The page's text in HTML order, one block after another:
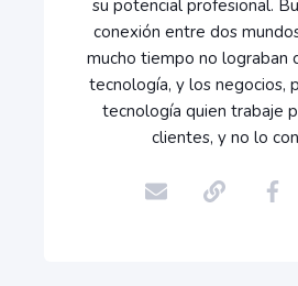
su potencial profesional.
conexión entre dos
mucho tiempo no lograban
tecnología, y los negocios,
tecnología quien trabaje
clientes, y no lo